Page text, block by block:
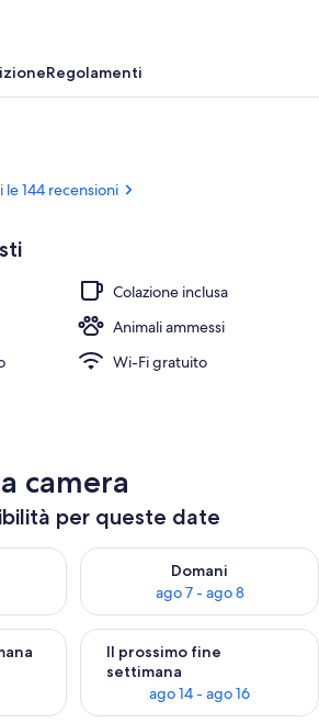
5 ristoranti, aperti a cena
Regolamenti
le 144 recensioni
Colazione inclusa
Animali ammessi
Wi-Fi gratuito
camera
per queste date
questa sera, ago 6 - ago 7
Domani
ago 7 - ago 8
Verifica la disponibilità per
per questo fine settimana, ago 7 - ago
Il prossimo fine
settimana
ago 14 - ago 16
Verifica la disponibilità per il